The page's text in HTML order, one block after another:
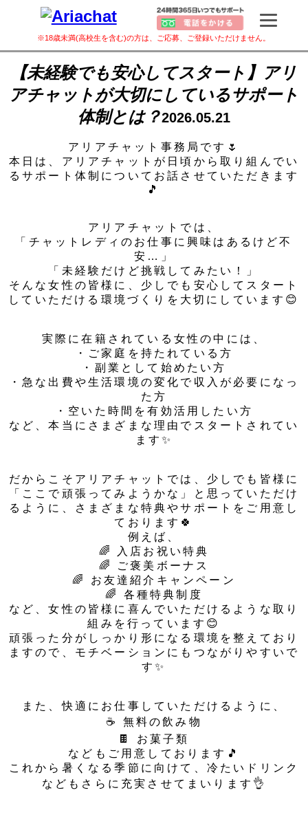
※18歳未満(高校生を含む)の方は、ご応募、ご登録いただけません。
【未経験でも安心してスタート】アリ
アチャットが大切にしているサポート
体制とは？2026.05.21
アリアチャット事務局です🌷
本日は、アリアチャットが日頃から取り組んでい
るサポート体制についてお話させていただきます
🎵
アリアチャットでは、
「チャットレディのお仕事に興味はあるけど不
安…」
「未経験だけど挑戦してみたい！」
そんな女性の皆様に、少しでも安心してスタート
していただける環境づくりを大切にしています😊
実際に在籍されている女性の中には、
・ご家庭を持たれている方
・副業として始めたい方
・急な出費や生活環境の変化で収入が必要になっ
た方
・空いた時間を有効活用したい方
など、本当にさまざまな理由でスタートされてい
ます✨
だからこそアリアチャットでは、少しでも皆様に
「ここで頑張ってみようかな」と思っていただけ
るように、さまざまな特典やサポートをご用意し
ております🍀
例えば、
🌈 入店お祝い特典
🌈 ご褒美ボーナス
🌈 お友達紹介キャンペーン
🌈 各種特典制度
など、女性の皆様に喜んでいただけるような取り
組みを行っています😊
頑張った分がしっかり形になる環境を整えており
ますので、モチベーションにもつながりやすいで
す✨
また、快適にお仕事していただけるように、
☕ 無料の飲み物
🍫 お菓子類
などもご用意しております🎵
これから暑くなる季節に向けて、冷たいドリンク
などもさらに充実させてまいります👌